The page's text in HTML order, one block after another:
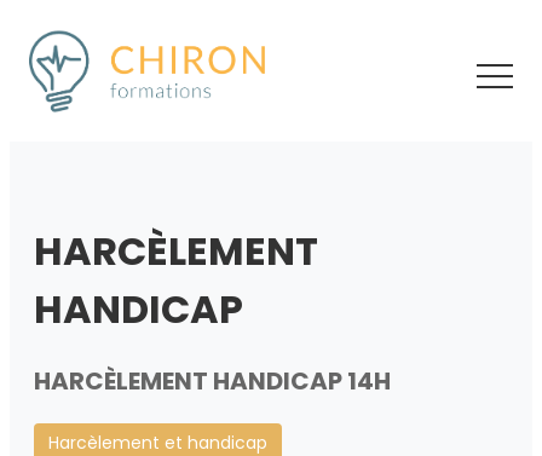
HARCÈLEMENT
HANDICAP
HARCÈLEMENT HANDICAP 14H
Harcèlement et handicap